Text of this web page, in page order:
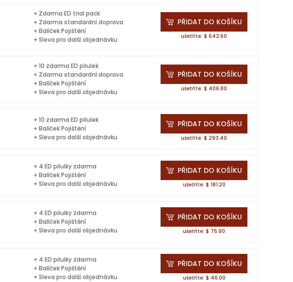
+ Zdarma ED trial pack
+ Zdarma standardní doprava
+ Balíček Pojištění
+ Sleva pro další objednávku
PŘIDAT DO KOŠÍKU
ušetříte: $ 642.60
+ 10 zdarma ED pilulek
+ Zdarma standardní doprava
+ Balíček Pojištění
+ Sleva pro další objednávku
PŘIDAT DO KOŠÍKU
ušetříte: $ 406.80
+ 10 zdarma ED pilulek
+ Balíček Pojištění
+ Sleva pro další objednávku
PŘIDAT DO KOŠÍKU
ušetříte: $ 293.40
+ 4 ED pilulky zdarma
+ Balíček Pojištění
+ Sleva pro další objednávku
PŘIDAT DO KOŠÍKU
ušetříte: $ 181.20
+ 4 ED pilulky zdarma
+ Balíček Pojištění
+ Sleva pro další objednávku
PŘIDAT DO KOŠÍKU
ušetříte: $ 75.90
+ 4 ED pilulky zdarma
+ Balíček Pojištění
+ Sleva pro další objednávku
PŘIDAT DO KOŠÍKU
ušetříte: $ 46.00